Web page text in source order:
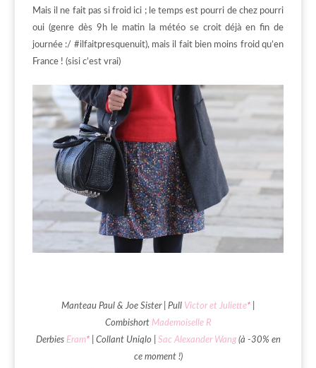
Mais il ne fait pas si froid ici ; le temps est pourri de chez pourri
oui (genre dès 9h le matin la météo se croit déjà en fin de
journée :/ #ilfaitpresquenuit), mais il fait bien moins froid qu’en
France ! (sisi c’est vrai)
Manteau Paul & Joe Sister | Pull Victor et Juliette*
Combishort Mademoiselle R
Derbies Eram*| Collant Uniqlo | Sac Alexander Wang(à -30% en
ce moment !)